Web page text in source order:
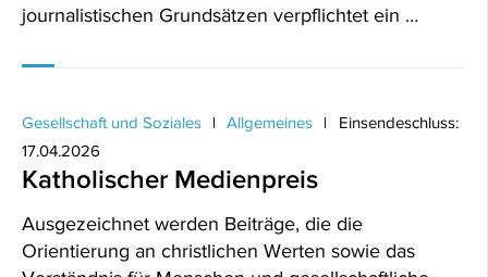
journalistischen Grundsätzen verpflichtet ein …
Gesellschaft und Soziales Allgemeines
Einsendeschluss:
17.04.2026
Katholischer Medienpreis
Ausgezeichnet werden Beiträge, die die
Orientierung an christlichen Werten sowie das